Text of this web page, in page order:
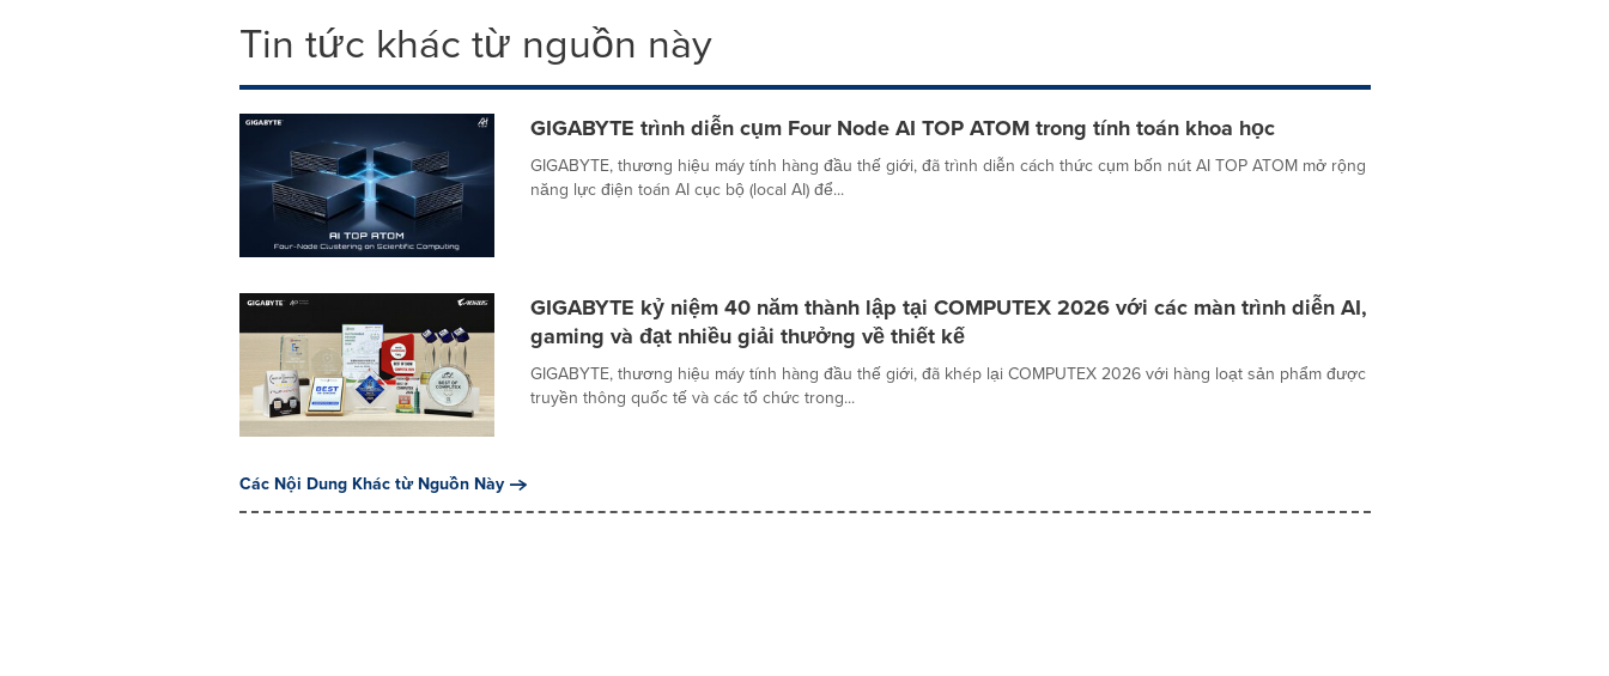
Tin tức khác từ nguồn này
GIGABYTE trình diễn cụm Four Node AI TOP ATOM trong tính toán khoa học
GIGABYTE, thương hiệu máy tính hàng đầu thế giới, đã trình diễn cách thức cụm bốn nút AI TOP ATOM mở rộng
năng lực điện toán AI cục bộ (local AI) để...
GIGABYTE kỷ niệm 40 năm thành lập tại COMPUTEX 2026 với các màn trình diễn AI,
gaming và đạt nhiều giải thưởng về thiết kế
GIGABYTE, thương hiệu máy tính hàng đầu thế giới, đã khép lại COMPUTEX 2026 với hàng loạt sản phẩm được
truyền thông quốc tế và các tổ chức trong...
Các Nội Dung Khác từ Nguồn Này